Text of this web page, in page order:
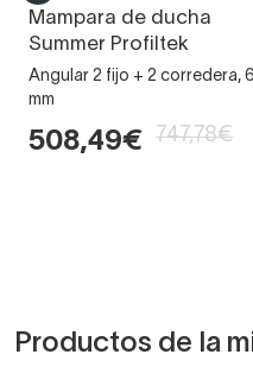
Mampara de ducha
Summer Profiltek
Angular 2 fijo + 2 corredera, 6
mm
508,49€ 747,78€
Productos de la